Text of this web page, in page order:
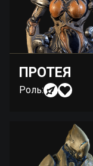
ПРОТЕЯ
Роль: